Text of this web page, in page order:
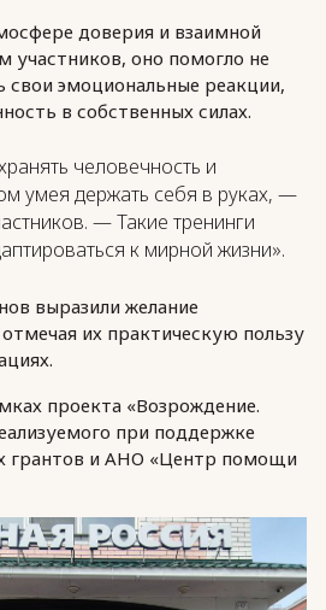
доверия и взаимной
участников, оно помогло не
свои эмоциональные реакции,
в собственных силах.
человечность и
умея держать себя в руках, —
— Такие тренинги
к мирной жизни».
выразили желание
их практическую пользу
проекта «Возрождение.
при поддержке
грантов и АНО «Центр помощи